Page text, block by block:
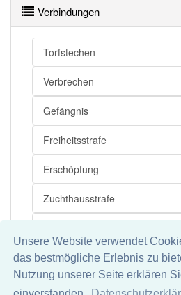
Unsere Website verwendet
das bestmögliche Erlebnis zu
Nutzung unserer Seite erklären
Zuchthaus
Zuchthaus
Kittchen
Zuchthaus
Zuchthaus
JVA
Zuchthaus
Zuchthaus
Zuchthaus
Kerker
Zuchthaus
Bunker
Zuchthaus
Zuchthaus openthesaurus
Verbindungen
Torfstechen
Verbrechen
Gefängnis
Freiheitsstrafe
Erschöpfung
Zuchthausstrafe
Häftling